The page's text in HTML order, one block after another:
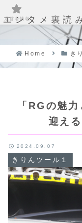
エンタメ裏読
Home き
「RGの魅
迎え
きりんツール１
2024.09.07
運営者情報